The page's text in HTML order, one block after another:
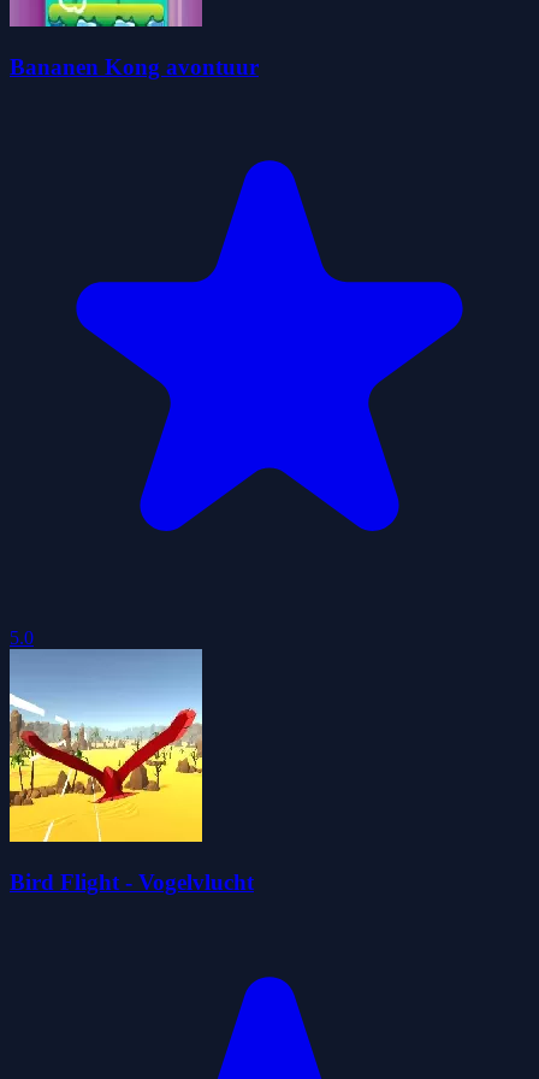
Bananen Kong avontuur
5.0
Bird Flight - Vogelvlucht